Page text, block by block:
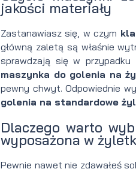
jakości materiały
Zastanawiasz się, w czym
główną zaletą są właśnie
sprawdzają się w
maszynka do golenia na
pewny chwyt. Odpowiednie
golenia na standardowe
Dlaczego warto
wyposażona w
Pewnie nawet nie zdawałeś